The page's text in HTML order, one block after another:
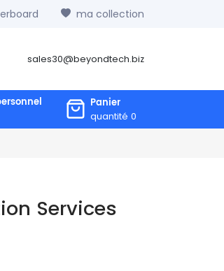
ma collection
sales30@beyondtech.biz
Panier
quantité 0
Services